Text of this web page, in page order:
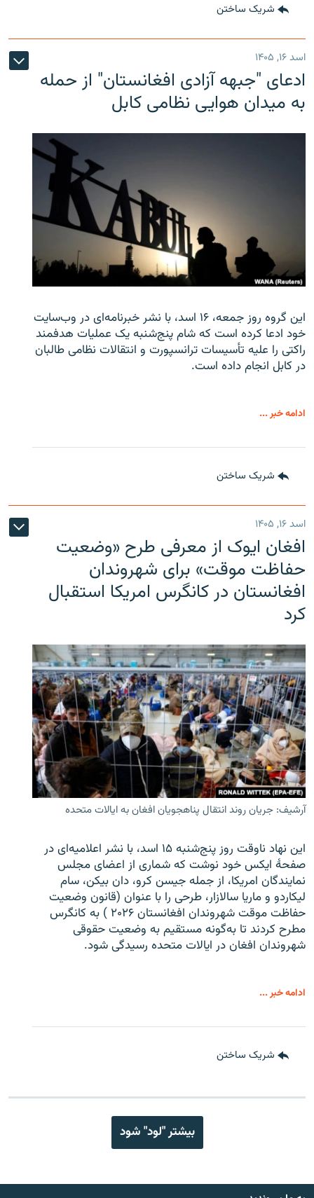
شریک ساختن
اسد ۱۶, ۱۴۰۵
ادعای "جبهه آزادی افغانستان" از حمله
به میدان هوایی نظامی کابل
این گروه روز جمعه، ۱۶ اسد، با نشر خبرنامه‌ای در وب‌سایت
خود ادعا کرده است که شام پنج‌شنبه یک عملیات هدفمند
راکتی را علیه تأسیسات ترانسپورت و انتقالات نظامی طالبان
در کابل انجام داده است.
ادامه خبر ...
شریک ساختن
اسد ۱۶, ۱۴۰۵
افغان ایوک از معرفی طرح «وضعیت
حفاظت موقت» برای شهروندان
افغانستان در کانگرس امریکا استقبال
کرد
آرشیف: جریان روند انتقال پناهجویان افغان به ایالات متحده
این نهاد ناوقت روز پنج‌شنبه ۱۵ اسد، با نشر اعلامیه‌ای در
صفحۀ ایکس خود نوشت که شماری از اعضای مجلس
نمایندگان امریکا، از جمله جیسن کرو، دان بیکن، سام
لیکاردو و ماریا سالازار، طرحی را با عنوان (قانون وضعیت
حفاظت موقت شهروندان افغانستان ۲۰۲۶ ) به کانگرس
مطرح کردند تا به‌گونه مستقیم به وضعیت حقوقی
شهروندان افغان در ایالات متحده رسیدگی شود.
ادامه خبر ...
شریک ساختن
بیشتر "لود" شود